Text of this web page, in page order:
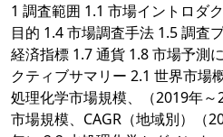
1 調査範囲 1.1 市場イントロダ
目的 1.4 市場調査手法 1.5 調査
経済指標 1.7 通貨 1.8 市場予測
クティブサマリー 2.1 世界市場
処理化学市場規模、（2019年
市場規模、CAGR（地域別）（